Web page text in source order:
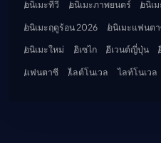
อนิเมะทีวี
อนิเมะภาพยนตร์
อนิเ
อนิเมะฤดูร้อน 2026
อนิเมะแฟนต
อนิเมะใหม่
อิเซไก อีเวนต์ญี่ปุ่น
แฟนตาซี
ไลต์โนเวล ไลท์โนเวล